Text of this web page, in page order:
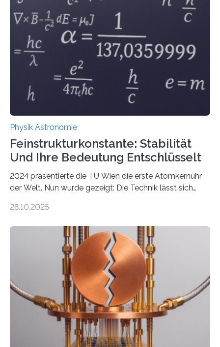
Physik Astronomie
Feinstrukturkonstante: Stabilität
Und Ihre Bedeutung Entschlüsselt
2024 präsentierte die TU Wien die erste Atomkernuhr
der Welt. Nun wurde gezeigt: Die Technik lässt sich
fundamentalen Physik nachzugehen. Thorium-
Messungen verwenden. Das hatte man jahrzehntelang
vermutet, weltweit war nach den passenden
Atomkern-Zuständen gesucht worden, 2024 gelang
einem Team der TU Wien mit Unterstützung
internationaler Partner der entscheidende Durchbruch:
Der lange diskutierte Thorium-Kernübergang wurde
gefunden. Kurz darauf konnte man zeigen, dass sich
Thorium tatsächlich nutzen lässt, um hochpräzise…
28.10.2025